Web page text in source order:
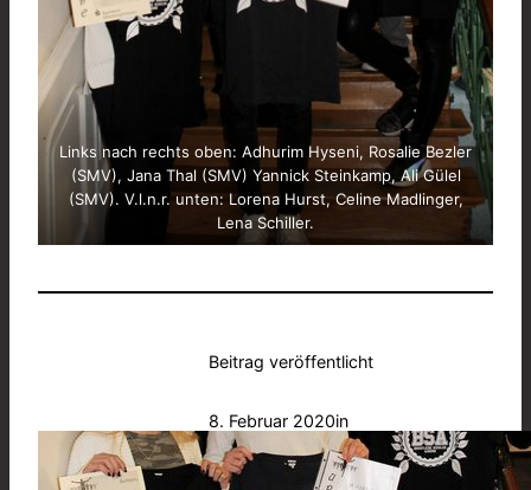
Links nach rechts oben: Adhurim Hyseni, Rosalie Bezler
(SMV), Jana Thal (SMV) Yannick Steinkamp, Ali Gülel
(SMV). V.l.n.r. unten: Lorena Hurst, Celine Madlinger,
Lena Schiller.
Beitrag veröffentlicht
8. Februar 2020in
Allgemein , Außerunterrichtliches